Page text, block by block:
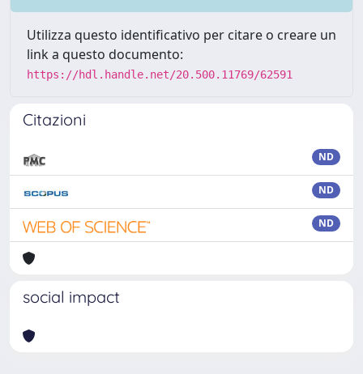
Utilizza questo identificativo per citare o creare un
link a questo documento:
https://hdl.handle.net/20.500.11769/62591
Citazioni
ND
ND
ND
social impact